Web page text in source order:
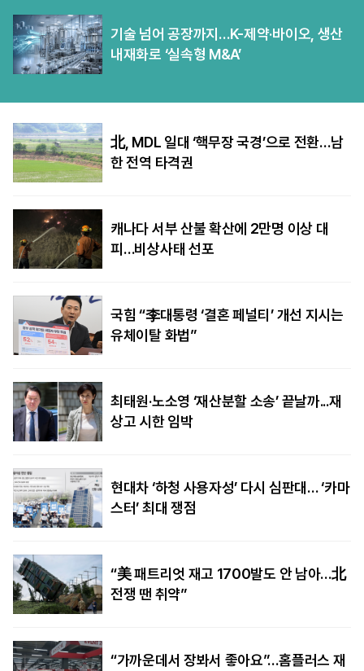
기술 넘어 공장까지…K-제약·바이오, 생산
내재화로 ‘실속형 M&A’
北, MDL 일대 ‘핵무장 국경’으로 전환…남
한 전역 타격권
캐나다 서부 산불 확산에 2만명 이상 대
피…비상사태 선포
국힘 “李대통령 ‘결혼 페널티’ 개선 지시는
유체이탈 화법”
최태원·노소영 ‘재산분할 소송’ 끝날까...재
상고 시한 임박
현대차 ‘하청 사용자성’ 다시 심판대… ‘카마
스터’ 최대 쟁점
“美 패트리엇 재고 1700발도 안 남아…北
전쟁 땐 취약”
“가까운데서 장봐서 좋아요”…홈플러스 재